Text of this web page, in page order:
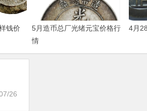
钱价
5月造币总厂光绪元宝价格行
情
4月
26